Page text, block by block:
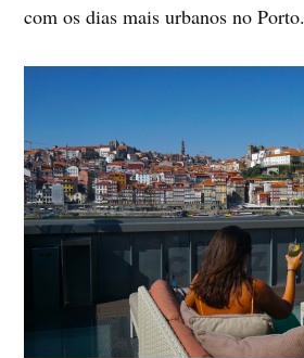
com os dias mais urbanos no Porto.